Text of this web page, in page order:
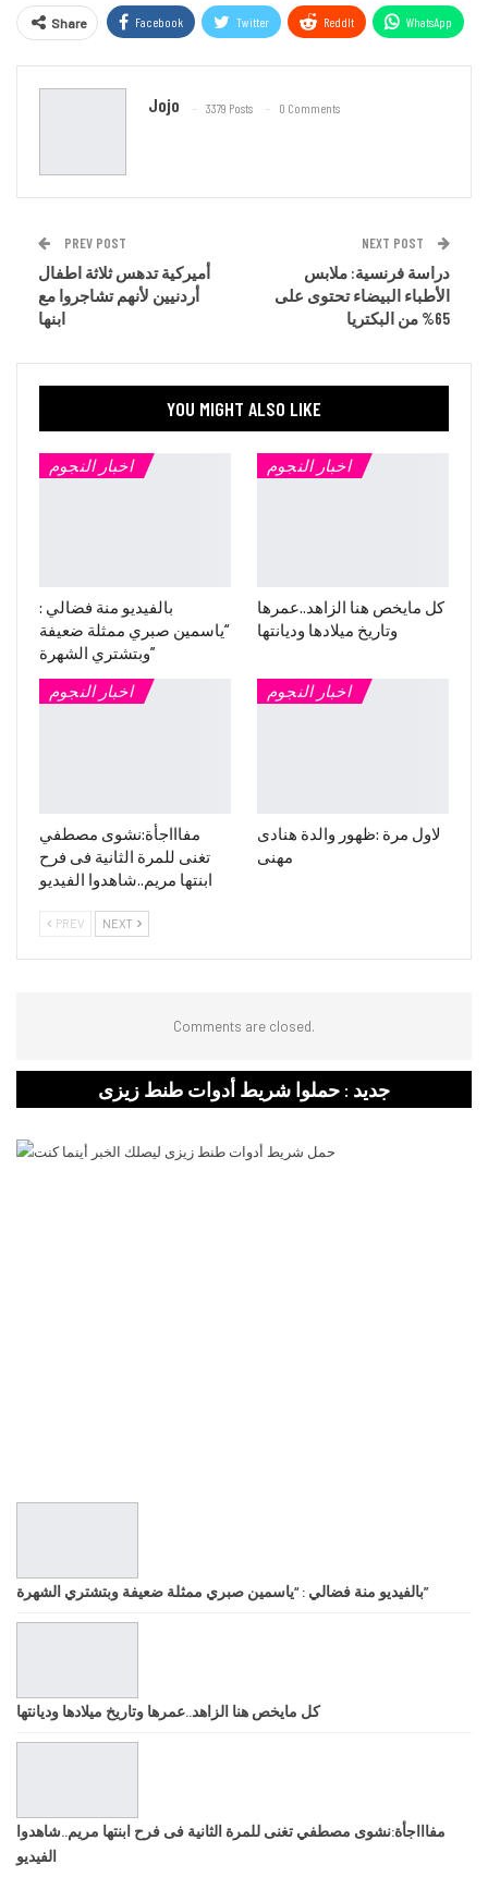
Share Facebook Twitter ReddIt WhatsApp
Jojo 3379 Posts 0 Comments
PREV POST
أميركية تدهس ثلاثة اطفال
أردنيين لأنهم تشاجروا مع
ابنها
NEXT POST
دراسة فرنسية: ملابس
الأطباء البيضاء تحتوى على
65% من البكتريا
YOU MIGHT ALSO LIKE
اخبار النجوم
بالفيديو منة فضالي :
“ياسمين صبري ممثلة ضعيفة
وبتشتري الشهرة”
اخبار النجوم
كل مايخص هنا الزاهد..عمرها
وتاريخ ميلادها وديانتها
اخبار النجوم
مفاااجأة:نشوى مصطفي
تغنى للمرة الثانية فى فرح
ابنتها مريم..شاهدوا الفيديو
اخبار النجوم
لاول مرة :ظهور والدة هنادى
مهنى
PREV NEXT
Comments are closed.
جديد : حملوا شريط أدوات طنط زيزى
بالفيديو منة فضالي : “ياسمين صبري ممثلة ضعيفة وبتشتري الشهرة”
كل مايخص هنا الزاهد..عمرها وتاريخ ميلادها وديانتها
مفاااجأة:نشوى مصطفي تغنى للمرة الثانية فى فرح ابنتها مريم..شاهدوا
الفيديو